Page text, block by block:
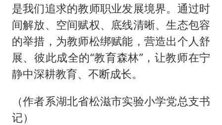
是我们追求的教师职业发展境界。通过时
间解放、空间赋权、底线清晰、生态包容
的举措，为教师松绑赋能，营造出个人舒
展、彼此成全的“教育森林”，让教师在宁
静中深耕教育、不断成长。
（作者系湖北省松滋市实验小学党总支书
记）